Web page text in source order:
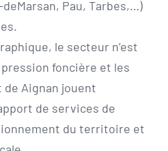
Pau, Tarbes,…)
le secteur n’est
foncière et les
de Aignan jouent
de services de
du territoire et